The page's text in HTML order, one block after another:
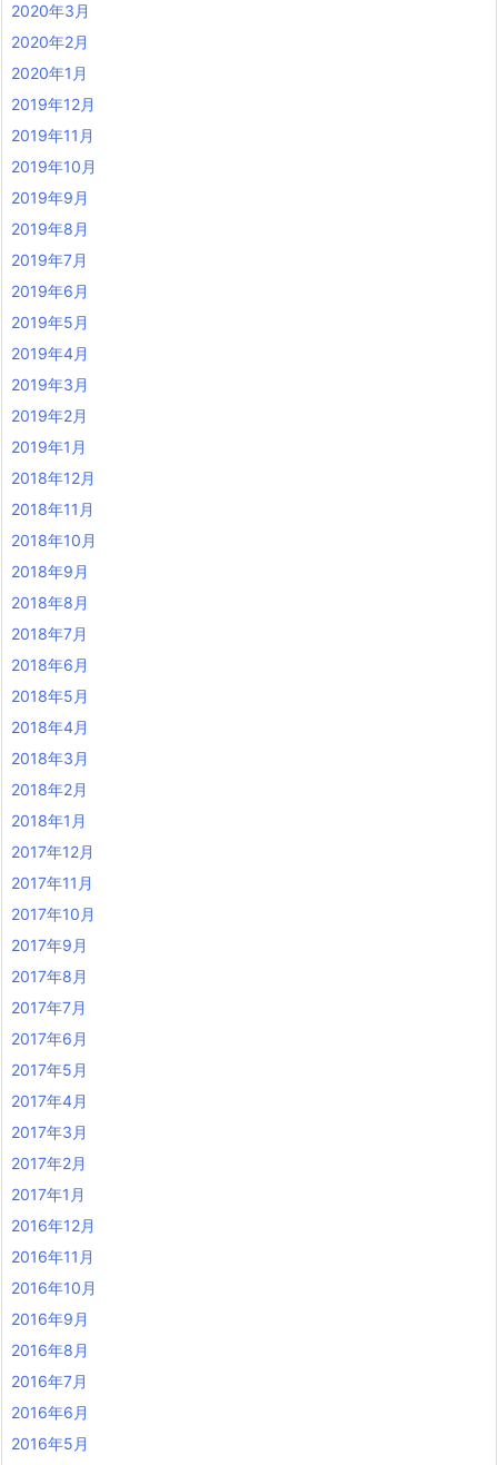
2020年3月
2020年2月
2020年1月
2019年12月
2019年11月
2019年10月
2019年9月
2019年8月
2019年7月
2019年6月
2019年5月
2019年4月
2019年3月
2019年2月
2019年1月
2018年12月
2018年11月
2018年10月
2018年9月
2018年8月
2018年7月
2018年6月
2018年5月
2018年4月
2018年3月
2018年2月
2018年1月
2017年12月
2017年11月
2017年10月
2017年9月
2017年8月
2017年7月
2017年6月
2017年5月
2017年4月
2017年3月
2017年2月
2017年1月
2016年12月
2016年11月
2016年10月
2016年9月
2016年8月
2016年7月
2016年6月
2016年5月